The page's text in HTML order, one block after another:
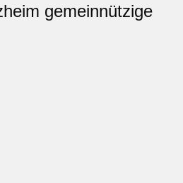
gemeinnützige